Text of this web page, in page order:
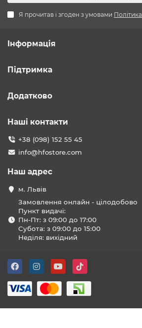
Я прочитав і згоден з умовами
Інформація
Підтримка
Додатково
Наші контакти
+38 (098) 152 55 45
info@hfostore.com
Наш адрес
м. Львів
Замовлення онлайн - цілодобово
Пункт видачі:
Пн-Пт: з 09:00 до 17:00
Субота: з 09:00 до 15:00
Неділя: вихідний